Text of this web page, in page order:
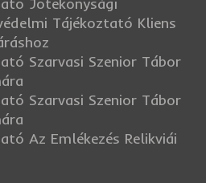
Tájékoztató Kliens
Szarvasi Szenior Tábor
Szarvasi Szenior Tábor
Az Emlékezés Relikviái